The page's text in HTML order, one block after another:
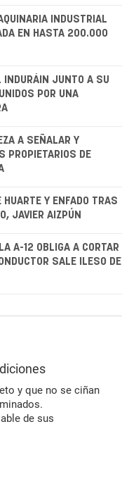
INDUSTRIAL
EN HASTA 200.000
INDURÁIN JUNTO A SU
POR UNA
A SEÑALAR Y
PROPIETARIOS DE
Y ENFADO TRAS
JAVIER AIZPÚN
A-12 OBLIGA A CORTAR
SALE ILESO DE
y que no se ciñan
de sus